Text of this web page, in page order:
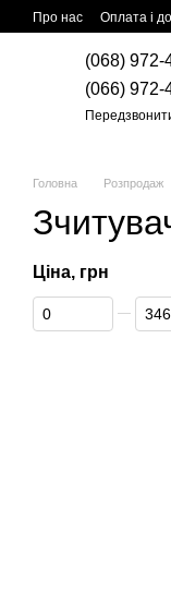
Перейти до
Про нас Оплата і
(068) 972-
(066) 972-
Головна Розпродаж
Ціна, грн
Від Ціна, грн
До Ціна, грн